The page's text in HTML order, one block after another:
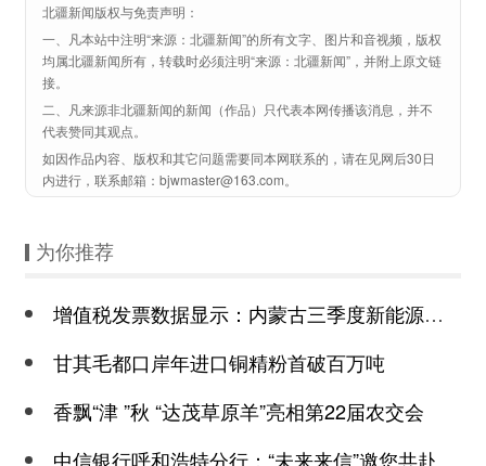
北疆新闻版权与免责声明：
一、凡本站中注明“来源：北疆新闻”的所有文字、图片和音视频，版权
均属北疆新闻所有，转载时必须注明“来源：北疆新闻”，并附上原文链
接。
二、凡来源非北疆新闻的新闻（作品）只代表本网传播该消息，并不
代表赞同其观点。
如因作品内容、版权和其它问题需要同本网联系的，请在见网后30日
内进行，联系邮箱：bjwmaster@163.com。
为你推荐
增值税发票数据显示：内蒙古三季度新能源汽车销售势头向好
甘其毛都口岸年进口铜精粉首破百万吨
香飘“津 ”秋 “达茂草原羊”亮相第22届农交会
中信银行呼和浩特分行：“未来来信”邀您共赴美好未来之约